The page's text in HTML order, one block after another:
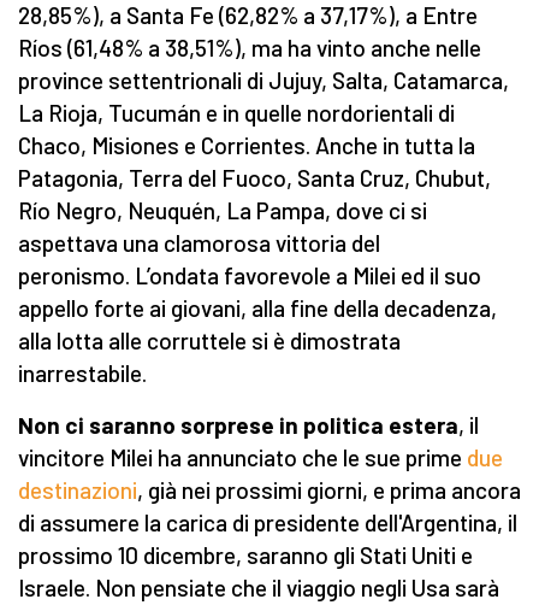
28,85%), a Santa Fe (62,82% a 37,17%), a Entre
Ríos (61,48% a 38,51%), ma ha vinto anche nelle
province settentrionali di Jujuy, Salta, Catamarca,
La Rioja, Tucumán e in quelle nordorientali di
Chaco, Misiones e Corrientes. Anche in tutta la
Patagonia, Terra del Fuoco, Santa Cruz, Chubut,
Río Negro, Neuquén, La Pampa, dove ci si
aspettava una clamorosa vittoria del
peronismo. L’ondata favorevole a Milei ed il suo
appello forte ai giovani, alla fine della decadenza,
alla lotta alle corruttele si è dimostrata
inarrestabile.
Non ci saranno sorprese in politica estera, il
vincitore Milei ha annunciato che le sue prime due
destinazioni, già nei prossimi giorni, e prima ancora
di assumere la carica di presidente dell'Argentina, il
prossimo 10 dicembre, saranno gli Stati Uniti e
Israele. Non pensiate che il viaggio negli Usa sarà